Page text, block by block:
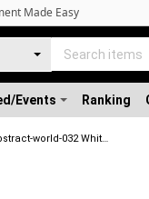
Events Ranking
Abstract-world-032 White-throated Toucan シロムネオオハシ
Made Easy